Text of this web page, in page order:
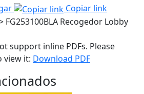
Copiar link
FG253100BLA Recogedor Lobby
support inline PDFs. Please
view it: Download PDF